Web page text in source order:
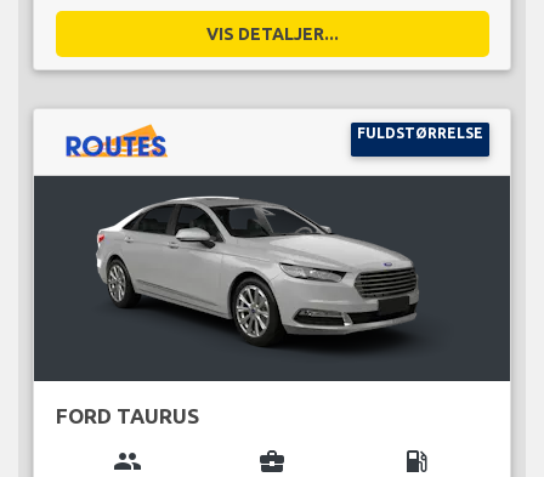
VIS DETALJER...
FULDSTØRRELSE
FORD TAURUS
group business_center local_gas_station